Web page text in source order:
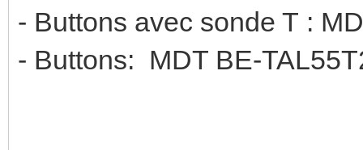
- Buttons avec sonde T :
- Buttons: MDT BE-